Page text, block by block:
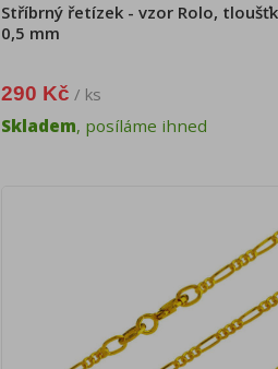
Stříbrný řetízek - vzor Rolo,
0,5 mm
290 Kč / ks
Skladem, posíláme ihned